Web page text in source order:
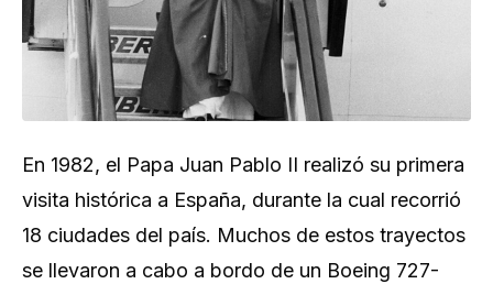
En 1982, el Papa Juan Pablo II realizó su primera
visita histórica a España, durante la cual recorrió
18 ciudades del país. Muchos de estos trayectos
se llevaron a cabo a bordo de un Boeing 727-